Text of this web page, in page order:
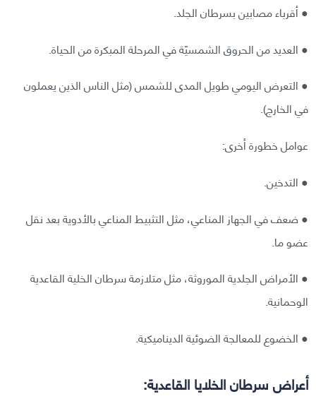
● أقرباء مصابين بسرطان الجلد.
● العديد من الحروق الشمسيّة في المرحلة المبكرة من الحياة.
● التعرض اليومي طويل المدى للشمس (مثل الناس الذين يعملون
في الخارج).
عوامل خطورة أخرى:
● التدخين.
● ضعف في الجهاز المناعي، مثل التثبيط المناعي بالأدوية بعد نقل
عضو ما.
● الأمراض الجلدية الموروثة، مثل متلازمة سرطان الخلية القاعدية
الوحمانية.
● الخضوع للمعالجة الضوئية الديناميكية.
أعراض سرطان الخلايا القاعدية: